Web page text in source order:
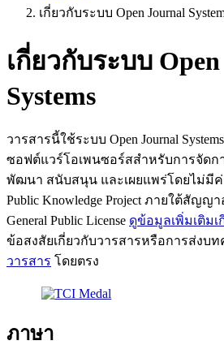
เกี่ยวกับระบบ Open Journal
เกี่ยวกับระบบ
Systems
วารสารนี้ใช้ระบบ Open Journal
ซอฟต์แวร์โอเพนซอร์สสำหรับการจัดก
พัฒนา สนับสนุน และเผยแพร่โดยไม่มีค่
Public Knowledge Project ภายใต้สัญ
General Public License ดูข้อมูลเพิ่มเติม
ข้อสงสัยเกี่ยวกับวารสารหรือการส่งบ
วารสาร โดยตรง
ภาษา